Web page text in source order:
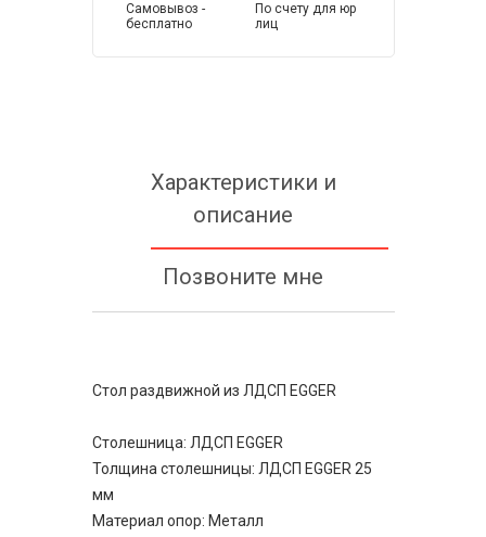
Самовывоз -
бесплатно
По счету для юр
лиц
Характеристики и
описание
Позвоните мне
Стол раздвижной из ЛДСП EGGER
Столешница: ЛДСП EGGER
Толщина столешницы: ЛДСП EGGER 25
мм
Материал опор: Металл